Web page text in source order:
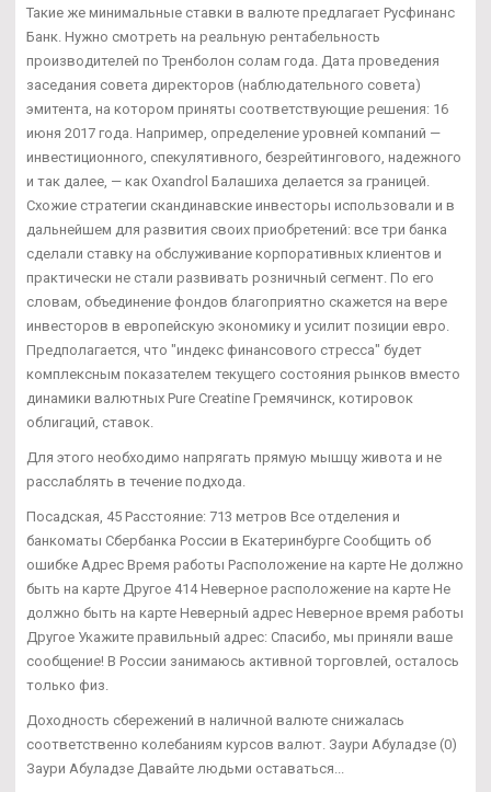
Такие же минимальные ставки в валюте предлагает Русфинанс
Банк. Нужно смотреть на реальную рентабельность
производителей по Тренболон солам года. Дата проведения
заседания совета директоров (наблюдательного совета)
эмитента, на котором приняты соответствующие решения: 16
июня 2017 года. Например, определение уровней компаний —
инвестиционного, спекулятивного, безрейтингового, надежного
и так далее, — как Oxandrol Балашиха делается за границей.
Схожие стратегии скандинавские инвесторы использовали и в
дальнейшем для развития своих приобретений: все три банка
сделали ставку на обслуживание корпоративных клиентов и
практически не стали развивать розничный сегмент. По его
словам, объединение фондов благоприятно скажется на вере
инвесторов в европейскую экономику и усилит позиции евро.
Предполагается, что "индекс финансового стресса" будет
комплексным показателем текущего состояния рынков вместо
динамики валютных Pure Creatine Гремячинск, котировок
облигаций, ставок.
Для этого необходимо напрягать прямую мышцу живота и не
расслаблять в течение подхода.
Посадская, 45 Расстояние: 713 метров Все отделения и
банкоматы Сбербанка России в Екатеринбурге Сообщить об
ошибке Адрес Время работы Расположение на карте Не должно
быть на карте Другое 414 Неверное расположение на карте Не
должно быть на карте Неверный адрес Неверное время работы
Другое Укажите правильный адрес: Спасибо, мы приняли ваше
сообщение! В России занимаюсь активной торговлей, осталось
только физ.
Доходность сбережений в наличной валюте снижалась
соответственно колебаниям курсов валют. Заури Абуладзе (0)
Заури Абуладзе Давайте людьми оставаться...